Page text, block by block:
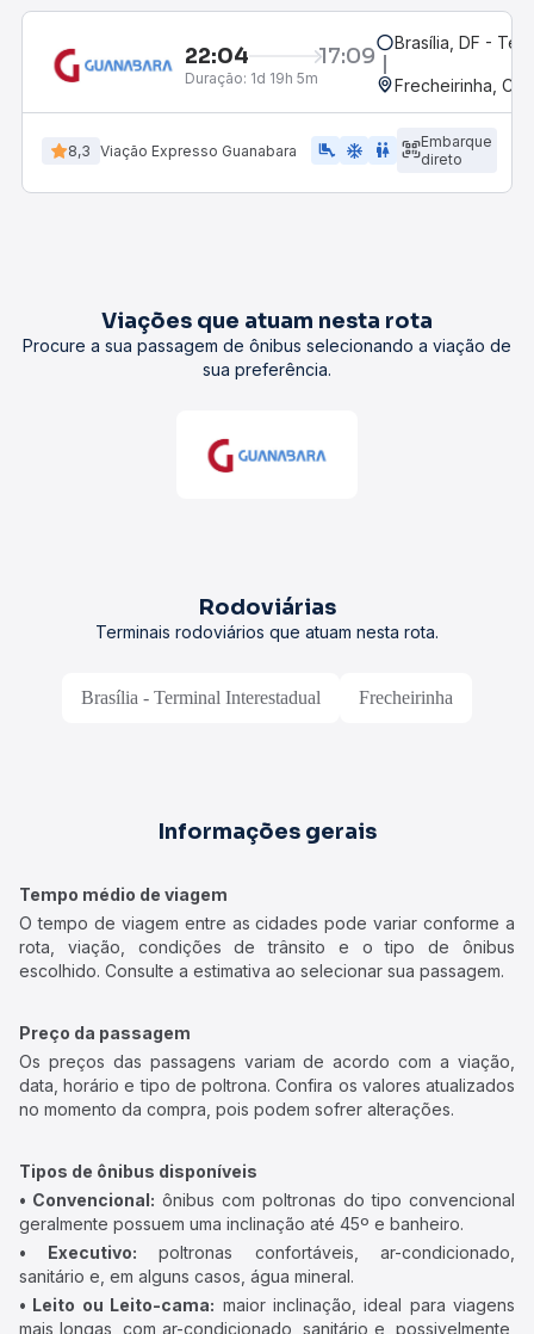
22:04 17:09
Duração: 1d 19h 5m
Brasília, DF -
Frecheirinha, CE
8,3 Viação Expresso Guanabara airline_seat_legroom_extra ac_unit WC
Embarque
direto
Viações que atuam nesta rota
Procure a sua passagem de ônibus selecionando a viação de
sua preferência.
Rodoviárias
Terminais rodoviários que atuam nesta rota.
Brasília - Terminal Interestadual Frecheirinha
Informações gerais
Tempo médio de viagem
O tempo de viagem entre as cidades pode variar conforme a
rota, viação, condições de trânsito e o tipo de ônibus
escolhido. Consulte a estimativa ao selecionar sua passagem.
Preço da passagem
Os preços das passagens variam de acordo com a viação,
data, horário e tipo de poltrona. Confira os valores atualizados
no momento da compra, pois podem sofrer alterações.
Tipos de ônibus disponíveis
• Convencional: ônibus com poltronas do tipo convencional
geralmente possuem uma inclinação até 45º e banheiro.
• Executivo: poltronas confortáveis, ar-condicionado,
sanitário e, em alguns casos, água mineral.
• Leito ou Leito-cama: maior inclinação, ideal para viagens
mais longas, com ar-condicionado, sanitário e, possivelmente,